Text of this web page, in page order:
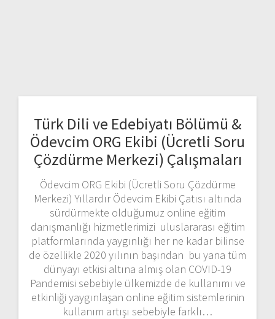
Türk Dili ve Edebiyatı Bölümü &
Ödevcim ORG Ekibi (Ücretli Soru
Çözdürme Merkezi) Çalışmaları
Ödevcim ORG Ekibi (Ücretli Soru Çözdürme
Merkezi) Yıllardır Ödevcim Ekibi Çatısı altında
sürdürmekte olduğumuz online eğitim
danışmanlığı hizmetlerimizi uluslararası eğitim
platformlarında yaygınlığı her ne kadar bilinse
de özellikle 2020 yılının başından bu yana tüm
dünyayı etkisi altına almış olan COVID-19
Pandemisi sebebiyle ülkemizde de kullanımı ve
etkinliği yaygınlaşan online eğitim sistemlerinin
kullanım artışı sebebiyle farklı…